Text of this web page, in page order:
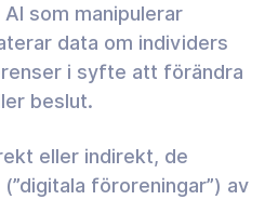
som manipulerar
data om individers
i syfte att förändra
beslut.
eller indirekt, de
föroreningar”) av